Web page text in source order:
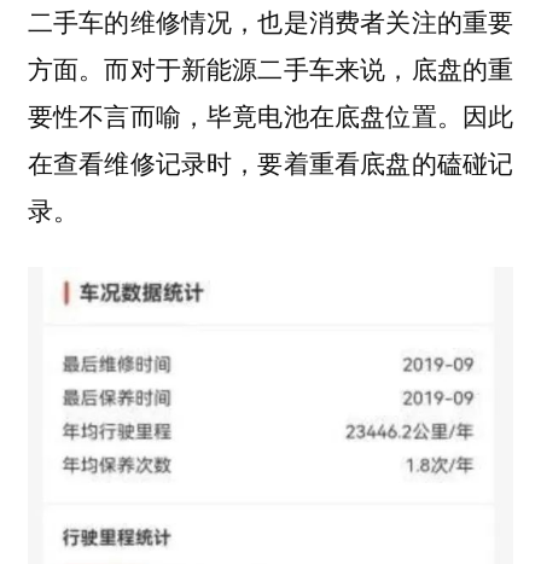
二手车的维修情况，也是消费者关注的重要
方面。而对于新能源二手车来说，底盘的重
要性不言而喻，毕竟电池在底盘位置。因此
在查看维修记录时，要着重看底盘的磕碰记
录。